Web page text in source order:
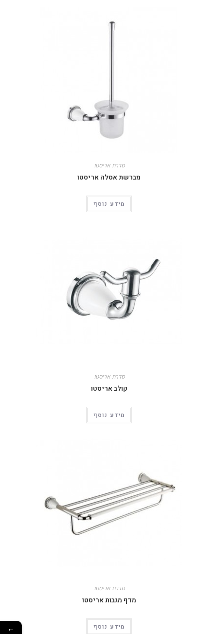
סדרת אריסטו
מברשת אסלה אריסטו
מידע נוסף
סדרת אריסטו
קולב אריסטו
מידע נוסף
סדרת אריסטו
מדף מגבות אריסטו
מידע נוסף ←